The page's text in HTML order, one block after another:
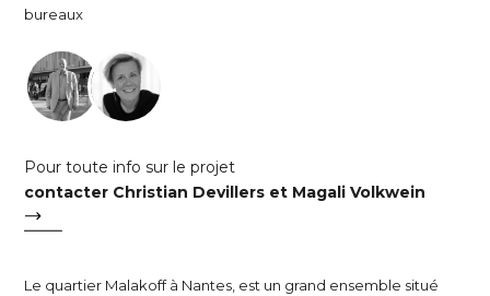
bureaux
Pour toute info sur le projet
contacter Christian Devillers et Magali Volkwein
Le quartier Malakoff à Nantes, est un grand ensemble situé